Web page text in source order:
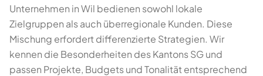
Unternehmen in Wil bedienen sowohl lokale
Zielgruppen als auch überregionale Kunden. Diese
Mischung erfordert differenzierte Strategien. Wir
kennen die Besonderheiten des Kantons SG und
passen Projekte, Budgets und Tonalität entsprechend